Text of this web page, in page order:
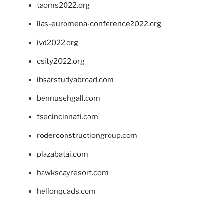
taoms2022.org
iias-euromena-conference2022.org
ivd2022.org
csity2022.org
ibsarstudyabroad.com
bennusehgall.com
tsecincinnati.com
roderconstructiongroup.com
plazabatai.com
hawkscayresort.com
hellonquads.com